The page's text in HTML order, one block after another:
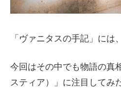
「ヴァニタスの手記」には
今回はその中でも物語の真
スティア）」に注目してみ